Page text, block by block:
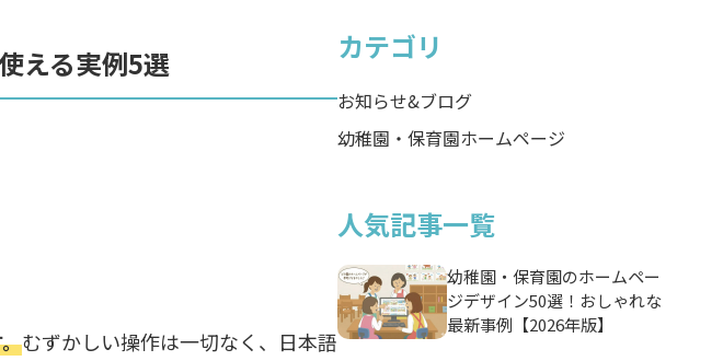
える実例5選
むずかしい操作は一切なく、日本語
カテゴリ
お知らせ&ブログ
幼稚園・保育園ホームページ
人気記事一覧
幼稚園・保育園のホームペー
ジデザイン50選！おしゃれな
最新事例【2026年版】